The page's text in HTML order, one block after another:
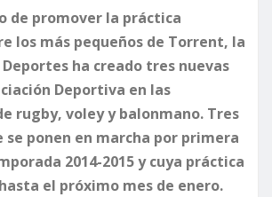
de promover la práctica
los más pequeños de Torrent, la
ha creado tres nuevas
Deportiva en las
rugby, voley y balonmano. Tres
se ponen en marcha por primera
2014-2015 y cuya práctica
el próximo mes de enero.